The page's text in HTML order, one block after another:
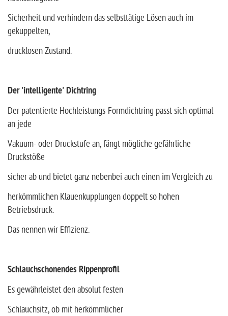
Sicherheit und verhindern das selbsttätige Lösen auch im
gekuppelten,
drucklosen Zustand.
Der 'intelligente' Dichtring
Der patentierte Hochleistungs-Formdichtring passt sich optimal
an jede
Vakuum- oder Druckstufe an, fängt mögliche gefährliche
Druckstöße
sicher ab und bietet ganz nebenbei auch einen im Vergleich zu
herkömmlichen Klauenkupplungen doppelt so hohen
Betriebsdruck.
Das nennen wir Effizienz.
Schlauchschonendes Rippenprofil
Es gewährleistet den absolut festen
Schlauchsitz, ob mit herkömmlicher